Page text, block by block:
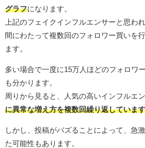
グラフになります。
上記のフェイクインフルエンサーと思わ
間にわたって複数回のフォロワー買いを
ます。
多い場合で一度に15万人ほどのフォロワ
も分かります。
周りから見ると、人気の高いインフルエン
に異常な増え方を複数回繰り返しています
しかし、投稿がバズることによって、急
た可能性もあります。